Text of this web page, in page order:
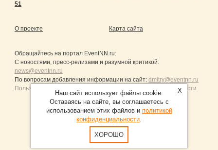
51
О проекте Карта сайта
Обращайтесь на портал EventNN.ru:
С новостями, пресс-релизами и разумной критикой:
news@eventnn.ru
По вопросам добавления информации на сайт: dmitry@eventnn.ru
Пользовательское Соглашение и политика конфиденциальности
Продвижение сайтов Санкт-Петербург
X
Наш сайт использует файлы cookie.
Оставаясь на сайте, вы соглашаетесь с
использованием этих файлов и политикой
конфиденциальности.
ХОРОШО